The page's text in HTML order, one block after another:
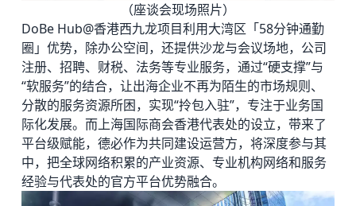
（座谈会现场照片）
DoBe Hub@香港西九龙项目利用大湾区「58分钟通勤
圈」优势，除办公空间，还提供沙龙与会议场地，公司
注册、招聘、财税、法务等专业服务，通过“硬支撑”与
“软服务”的结合，让出海企业不再为陌生的市场规则、
分散的服务资源所困，实现“拎包入驻”，专注于业务国
际化发展。而上海国际商会香港代表处的设立，带来了
平台级赋能，德必作为共同建设运营方，将深度参与其
中，把全球网络积累的产业资源、专业机构网络和服务
经验与代表处的官方平台优势融合。